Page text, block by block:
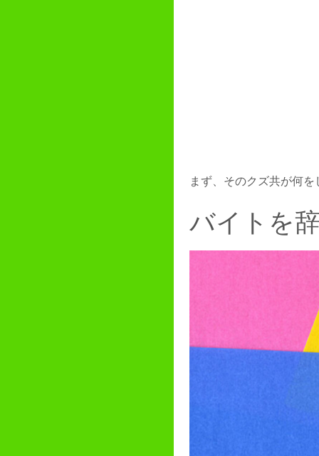
まず、そのクズ共が何
バイトを